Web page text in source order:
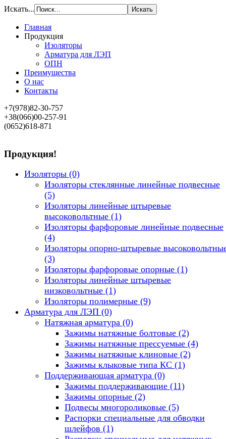
Искать...
Главная
Продукция
Изоляторы
Арматура для ЛЭП
ОПН
Преимущества
О нас
Контакты
+7(978)82-30-757
+38(066)00-257-91
(0652)618-871
Продукция!
Изоляторы (0)
Изоляторы стеклянные линейные подвесные
(5)
Изоляторы линейные штыревые
высоковольтные (1)
Изоляторы фарфоровые линейные подвесные
(4)
Изоляторы опорно-штыревые
(3)
Изоляторы фарфоровые опорные (1)
Изоляторы линейные штыревые
низковольтные (1)
Изоляторы полимерные (9)
Арматура для ЛЭП (0)
Натяжная арматура (0)
Зажимы натяжные болтовые (2)
Зажимы натяжные прессуемые (4)
Зажимы натяжные клиновые (2)
Зажимы клыковые типа КС (1)
Поддерживающая арматура (0)
Зажимы поддерживающие (11)
Зажимы опорные (2)
Подвесы многороликовые (5)
Распорки специальные для обводки
шлейфов (1)